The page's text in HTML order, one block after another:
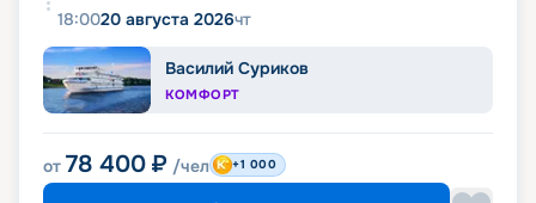
18:0020 августа 2026чт
Василий Суриков
КОМФОРТ
от 78 400 ₽ /чел +1 000